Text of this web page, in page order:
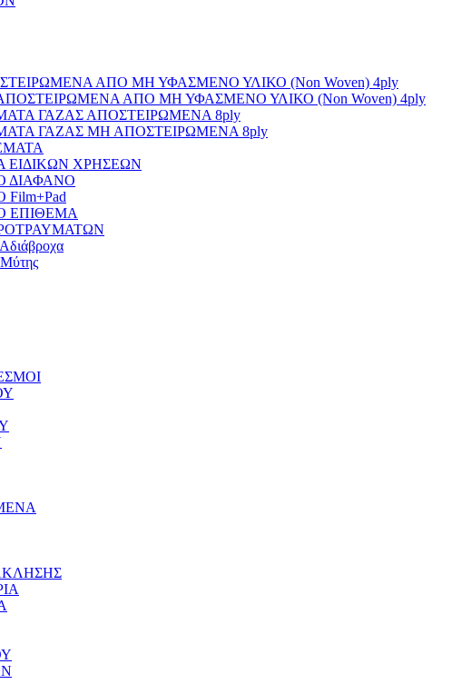
ΑΠΟ ΜΗ ΥΦΑΣΜΕΝΟ ΥΛΙΚΟ (Non Woven) 4ply
ΑΠΟ ΜΗ ΥΦΑΣΜΕΝΟ ΥΛΙΚΟ (Non Woven) 4ply
ΓΑΖΑΣ ΑΠΟΣΤΕΙΡΩΜΕΝΑ 8ply
ΓΑΖΑΣ ΜΗ ΑΠΟΣΤΕΙΡΩΜΕΝΑ 8ply
ΕΙΔΙΚΩΝ ΧΡΗΣΕΩΝ
ΔΙΑΦΑΝΟ
ΕΠΙΘΕΜΑ